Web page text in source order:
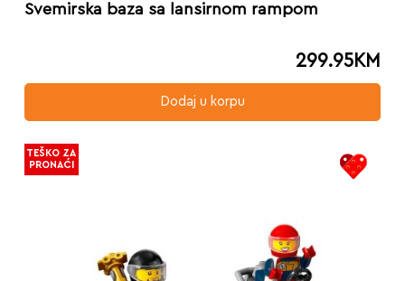
Svemirska baza sa lansirnom rampom
299.95KM
Dodaj u korpu
TEŠKO ZA
PRONAĆI